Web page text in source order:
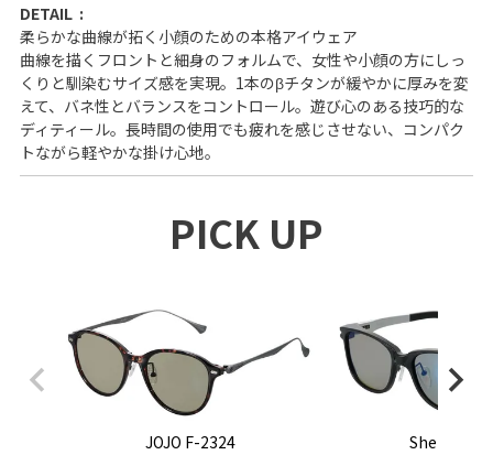
DETAIL
柔らかな曲線が拓く小顔のための本格アイウェア
曲線を描くフロントと細身のフォルムで、女性や小顔の方にしっ
くりと馴染むサイズ感を実現。1本のβチタンが緩やかに厚みを変
えて、バネ性とバランスをコントロール。遊び心のある技巧的な
ディティール。長時間の使用でも疲れを感じさせない、コンパク
トながら軽やかな掛け心地。
PICK UP
JOJO F-2324 Sherry F-